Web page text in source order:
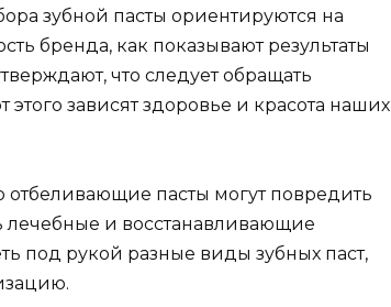
зубной пасты ориентируются на
бренда, как показывают результаты
что следует обращать
зависят здоровье и красота наших
отбеливающие пасты могут повредить
лечебные и восстанавливающие
под рукой разные виды зубных паст,